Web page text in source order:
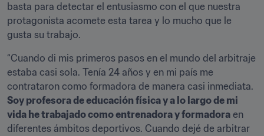
basta para detectar el entusiasmo con el que nuestra
protagonista acomete esta tarea y lo mucho que le
gusta su trabajo.
“Cuando di mis primeros pasos en el mundo del arbitraje
estaba casi sola. Tenía 24 años y en mi país me
Soy profesora de educación física y a lo largo de mi
vida he trabajado como entrenadora y formadora en
diferentes ámbitos deportivos. Cuando dejé de arbitrar